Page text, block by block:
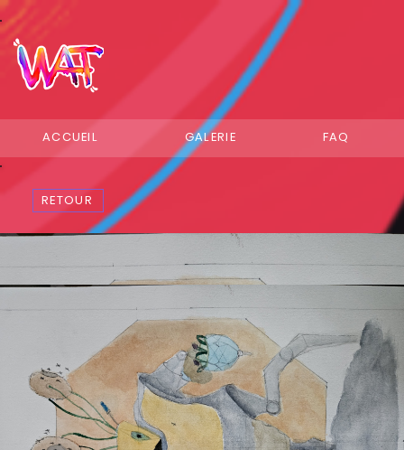
ACCUEIL GALERIE FAQ
RETOUR